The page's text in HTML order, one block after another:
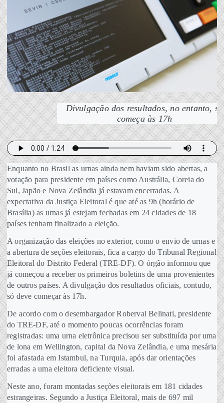
Divulgação dos resultados, no entanto, só
começa às 17h
Enquanto no Brasil as urnas ainda nem haviam sido abertas, a
votação para presidente em países como Austrália, Coreia do
Sul, Japão e Nova Zelândia já estavam encerradas. A
expectativa da Justiça Eleitoral é que até as 9h (horário de
Brasília) as urnas já estejam fechadas em 24 cidades de 18
países tenham finalizado a eleição.
A organização das eleições no exterior, como o envio de urnas e
a abertura de seções eleitorais, fica a cargo do Tribunal Regional
Eleitoral do Distrito Federal (TRE-DF). O órgão informou que
já começou a receber os primeiros boletins de urna provenientes
de outros países. A divulgação dos resultados oficiais, contudo,
só deve começar às 17h.
De acordo com o desembargador Roberval Belinati, presidente
do TRE-DF, até o momento poucas ocorrências foram
registradas: uma urna eletrônica precisou ser substituída por uma
de lona em Wellington, capital da Nova Zelândia, e uma mesária
foi afastada em Istambul, na Turquia, após dar orientações
erradas a uma eleitora deficiente visual.
Neste ano, foram montadas seções eleitorais em 181 cidades
estrangeiras. Segundo a Justiça Eleitoral, mais de 697 mil